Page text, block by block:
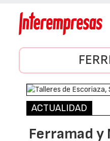
ACTUALIDAD
Ferramad